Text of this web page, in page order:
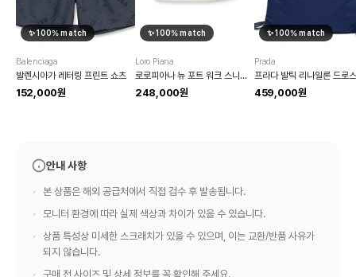
✨100% match
Balenciaga
발렌시아가 레터링 프린트 쇼츠
152,000원
✨100% match
Loro Piana
로로피아나 뉴 포트 워크 스니커즈
248,000원
✨100% match
Prada
459,000원
안내 사항
본 상품은 해외 공급처에서 직접 검수 후 발송됩니다.
모니터 환경에 따라 실제 색상과 차이가 있을 수 있습니다.
상품 특성상 미세한 스크래치가 있을 수 있으며, 이는 교환/반품 사유가
되지 않습니다.
구매 전 사이즈 및 상세 정보를 꼭 확인해 주세요.